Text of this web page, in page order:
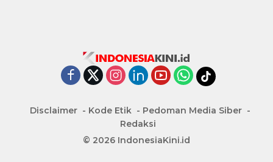
Disclaimer Kode Etik
Pedoman Media Siber
Redaksi
© 2026 IndonesiaKini.id